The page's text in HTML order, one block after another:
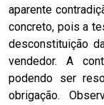
aparente
concreto, pois a
desconstituição
vendedor. A
podendo ser
obrigação.